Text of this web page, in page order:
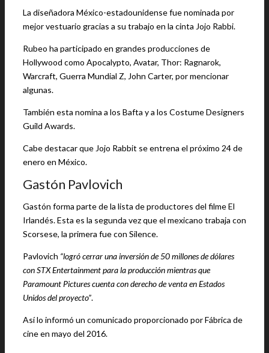
La diseñadora México-estadounidense fue nominada por
mejor vestuario gracias a su trabajo en la cinta Jojo Rabbi.
Rubeo ha participado en grandes producciones de
Hollywood como Apocalypto, Avatar, Thor: Ragnarok,
Warcraft, Guerra Mundial Z, John Carter, por mencionar
algunas.
También esta nomina a los Bafta y a los Costume Designers
Guild Awards.
Cabe destacar que Jojo Rabbit se entrena el próximo 24 de
enero en México.
Gastón Pavlovich
Gastón forma parte de la lista de productores del filme El
Irlandés. Esta es la segunda vez que el mexicano trabaja con
Scorsese, la primera fue con Silence.
Pavlovich “logró cerrar una inversión de 50 millones de dólares
con STX Entertainment para la producción mientras que
Paramount Pictures cuenta con derecho de venta en Estados
Unidos del proyecto”.
Así lo informó un comunicado proporcionado por Fábrica de
cine en mayo del 2016.